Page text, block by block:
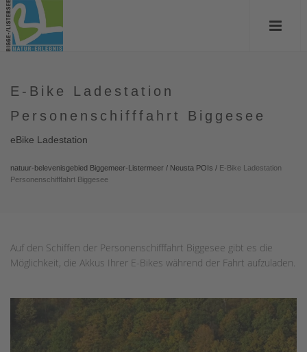
E-Bike Ladestation
Personenschifffahrt Biggesee
eBike Ladestation
natuur-belevenisgebied Biggemeer-Listermeer / Neusta POIs / E-Bike Ladestation
Personenschifffahrt Biggesee
Auf den Schiffen der Personenschifffahrt Biggesee gibt es die
Möglichkeit, die Akkus Ihrer E-Bikes während der Fahrt aufzuladen.